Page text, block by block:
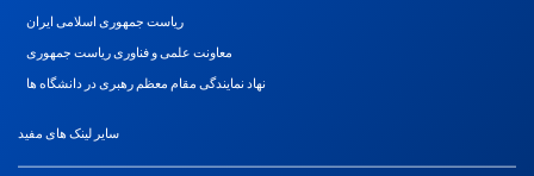
ریاست جمهوری اسلامی ایران
معاونت علمی و فناوری ریاست جمهوری
نهاد نمایندگی مقام معظم رهبری در دانشگاه ها
سایر لینک های مفید